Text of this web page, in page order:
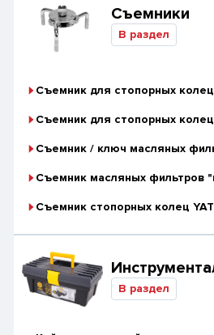
Съемники
В раздел
Съемник для стопорных
Съемник для стопорных
Съемник / ключ масляных
Съемник масляных фильтров
Съемник стопорных колец
В раздел